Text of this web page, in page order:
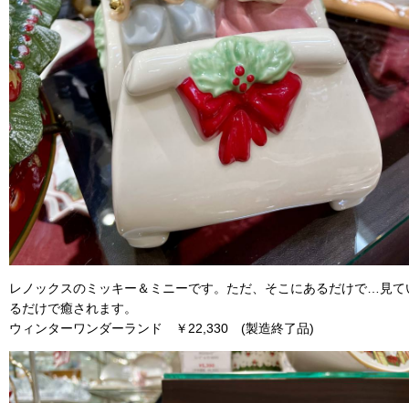
レノックスのミッキー＆ミニーです。ただ、そこにあるだけで…見て
るだけで癒されます。
ウィンターワンダーランド ￥22,330 (製造終了品)